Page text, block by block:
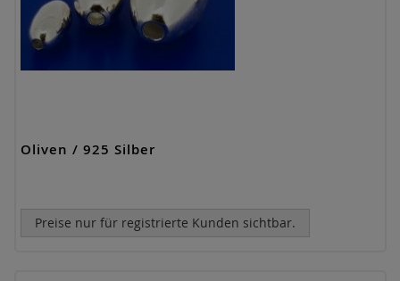
Oliven / 925 Silber
Preise nur für registrierte Kunden sichtbar.